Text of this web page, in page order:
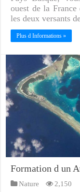
ouest de la France
les deux versants
Plus d Informations »
Formation d un
Nature 2,150